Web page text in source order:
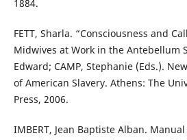
1884.
FETT, Sharla. “Consciousness and
Midwives at Work in the Antebellum
Edward; CAMP, Stephanie (Eds.).
of American Slavery. Athens: The
Press, 2006.
IMBERT, Jean Baptiste Alban.